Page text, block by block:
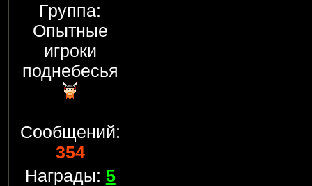
Группа:
Опытные
игроки
поднебесья
Сообщений:
354
Награды: 5